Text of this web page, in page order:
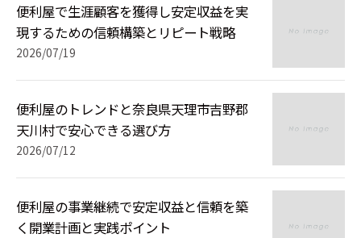
便利屋で生涯顧客を獲得し安定収益を実
現するための信頼構築とリピート戦略
2026/07/19
便利屋のトレンドと奈良県天理市吉野郡
天川村で安心できる選び方
2026/07/12
便利屋の事業継続で安定収益と信頼を築
く開業計画と実践ポイント